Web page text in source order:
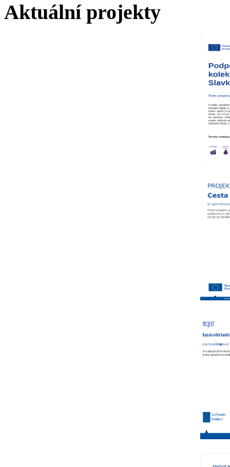
Aktuální projekty